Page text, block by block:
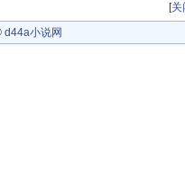
[关
d44a小说网